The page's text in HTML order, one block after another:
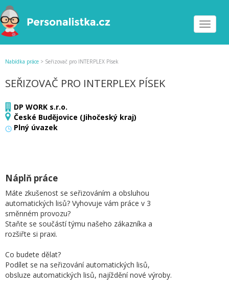
Toggle
Nabídka práce > Seřizovač pro INTERPLEX Písek
SEŘIZOVAČ PRO INTERPLEX PÍSEK
DP WORK s.r.o.
České Budějovice (Jihočeský kraj)
Plný úvazek
Náplň práce
Máte zkušenost se seřizováním a obsluhou
automatických lisů? Vyhovuje vám práce v 3
směnném provozu?
Staňte se součástí týmu našeho zákazníka a
rozšiřte si praxi.
Co budete dělat?
Podílet se na seřizování automatických lisů,
obsluze automatických lisů, najíždění nové výroby.